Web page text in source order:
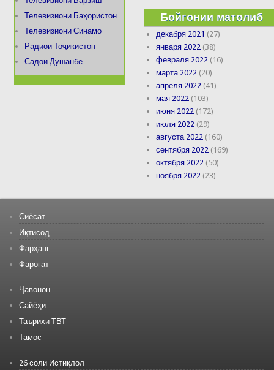
Телевизиони Баҳористон
Телевизиони Синамо
Радиои Тоҷикистон
Садои Душанбе
Бойгонии матолиб
декабря 2021 (27)
января 2022 (38)
февраля 2022 (16)
марта 2022 (20)
апреля 2022 (41)
мая 2022 (103)
июня 2022 (172)
июля 2022 (29)
августа 2022 (160)
сентября 2022 (169)
октября 2022 (50)
ноября 2022 (23)
Сиёсат
Иқтисод
Фарҳанг
Фароғат
Ҷавонон
Сайёҳӣ
Таърихи ТВТ
Тамос
26 соли Истиқлол